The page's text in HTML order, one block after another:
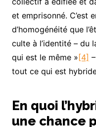
et emprisonné. C’est
d’homogénéité que
culte à l’identité – du
qui est le même »[4]
tout ce qui est
En quoi
une chance